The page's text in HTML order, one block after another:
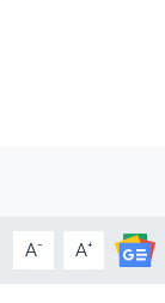
A- A+